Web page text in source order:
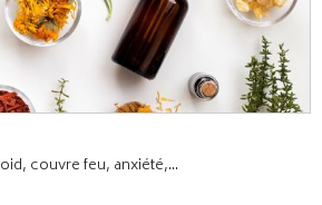
couvre feu, anxiété,...